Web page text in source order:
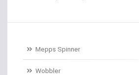
Baitcastrollen
Baitformer für Forellenteig
Mepps Spinner
Wobbler